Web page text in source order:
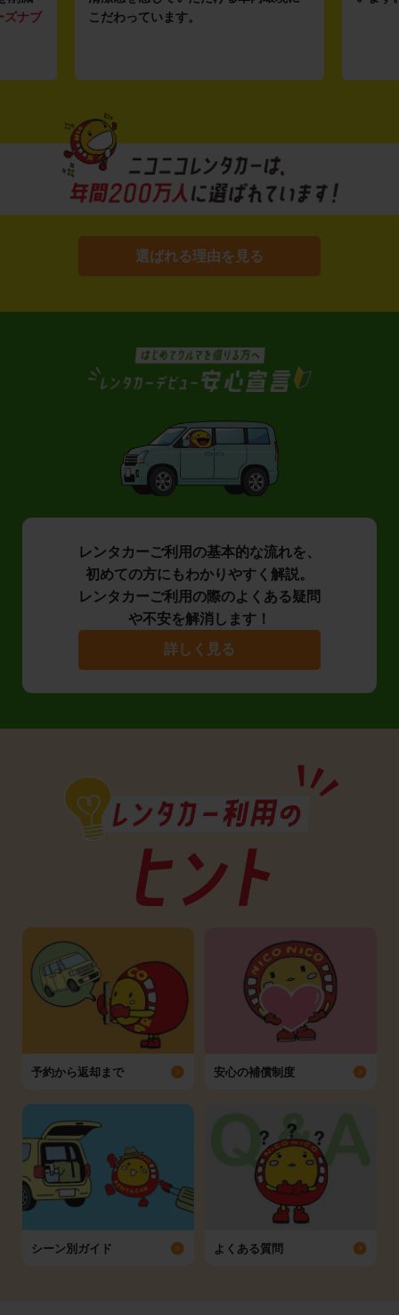
ズナブ
こだわっています。
選ばれる理由を見る
レンタカーご利用の基本的な流れを、
初めての方にもわかりやすく解説。
レンタカーご利用の際のよくある疑問
や不安を解消します！
詳しく見る
予約から返却まで 安心の補償制度
シーン別ガイド よくある質問